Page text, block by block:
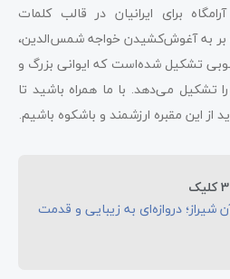
برای ایرانیان در قالب کلمات
بر به آغوش‌کشیدن خواجه شمس‌الدین،
تشکیل شده‌است که ایوانی بزرگ و
تشکیل می‌دهد. با ما همراه باشید تا
از این مقبره ارزشمند و باشکوه باشیم.
شیراز؛ دروازه‌ای به زیبایی و قدمت